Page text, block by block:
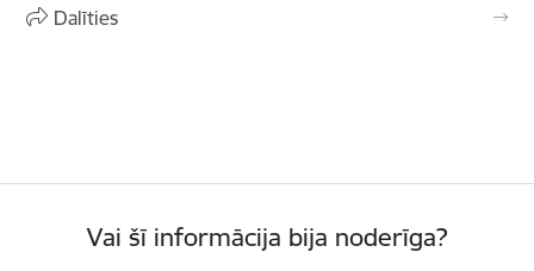
Dalīties
Vai šī informācija bija noderīga?